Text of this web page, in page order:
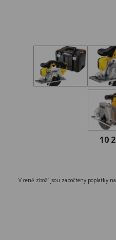
10
V ceně zboží jsou započteny poplatky